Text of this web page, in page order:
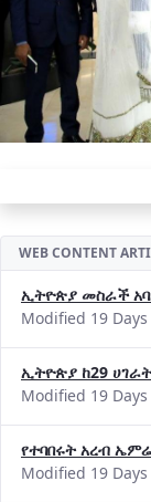
WEB CONTENT
ኢትዮጵያ መስራች
Modified 19 Days
ኢትዮጵያ ከ29
Modified 19 Days
የተባበሩት አረብ
Modified 19 Days